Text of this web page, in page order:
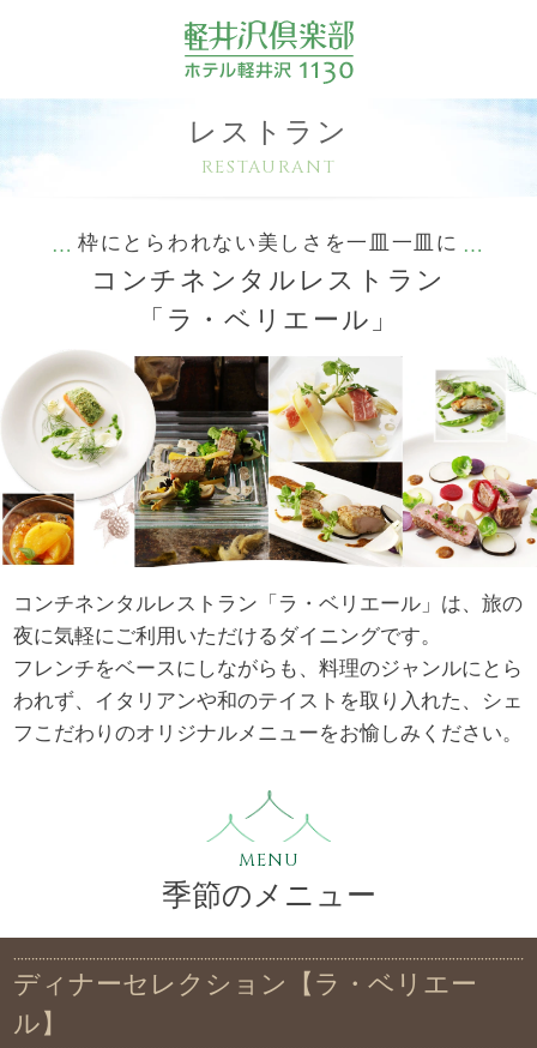
レストラン
RESTAURANT
枠にとらわれない美しさを一皿一皿に
コンチネンタルレストラン
「ラ・ベリエール」
コンチネンタルレストラン「ラ・ベリエール」は、旅の
夜に気軽にご利用いただけるダイニングです。
フレンチをベースにしながらも、料理のジャンルにとら
われず、 イタリアンや和のテイストを取り入れた、シェ
フこだわりのオリジナルメニューをお愉しみください。
MENU
季節のメニュー
ディナーセレクション【ラ・ベリエー
ル】